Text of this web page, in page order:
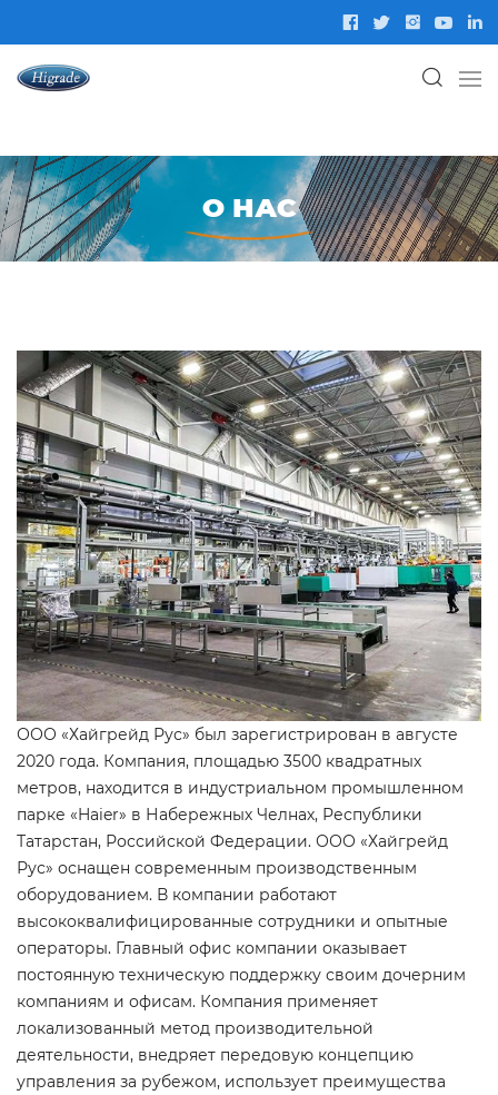
О НАС
ООО «Хайгрейд Рус» был зарегистрирован в августе
2020 года. Компания, площадью 3500 квадратных
метров, находится в индустриальном промышленном
парке «Haier» в Набережных Челнах, Республики
Татарстан, Российской Федерации. ООО «Хайгрейд
Рус» оснащен современным производственным
оборудованием. В компании работают
высококвалифицированные сотрудники и опытные
операторы. Главный офис компании оказывает
постоянную техническую поддержку своим дочерним
компаниям и офисам. Компания применяет
локализованный метод производительной
деятельности, внедряет передовую концепцию
управления за рубежом, использует преимущества